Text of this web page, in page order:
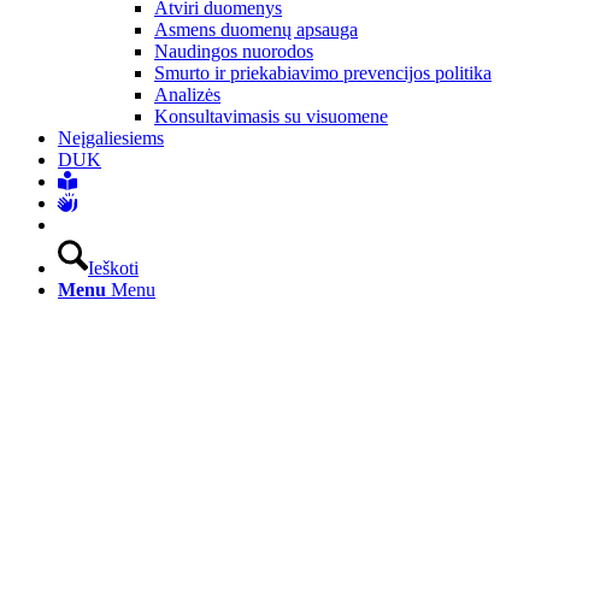
Atviri duomenys
Asmens duomenų apsauga
Naudingos nuorodos
Smurto ir priekabiavimo prevencijos politika
Analizės
Konsultavimasis su visuomene
Neįgaliesiems
DUK
Ieškoti
Menu Menu